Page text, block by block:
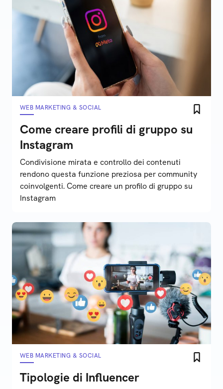
WEB MARKETING & SOCIAL
Come creare profili di gruppo su
Instagram
Condivisione mirata e controllo dei contenuti
rendono questa funzione preziosa per community
coinvolgenti. Come creare un profilo di gruppo su
Instagram
WEB MARKETING & SOCIAL
Tipologie di Influencer